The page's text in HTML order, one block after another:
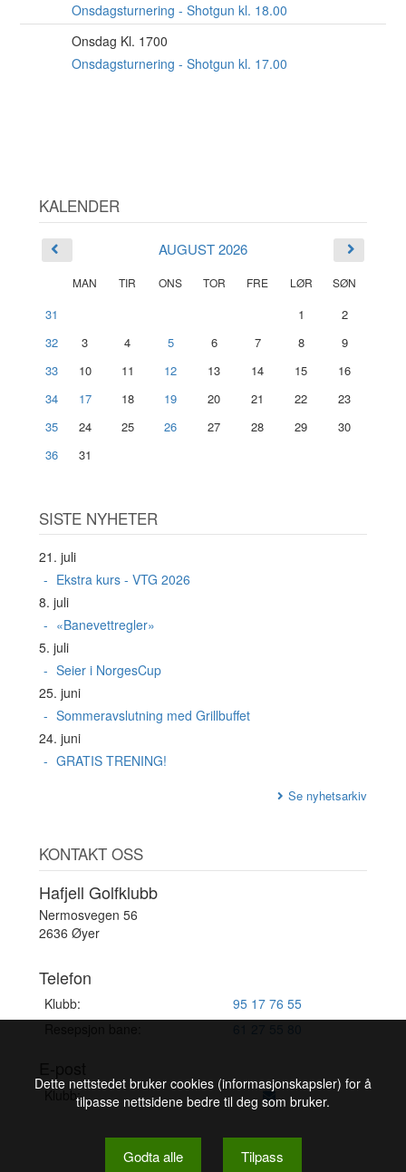
Onsdagsturnering - Shotgun kl. 18.00
Onsdag Kl. 1700
Onsdagsturnering - Shotgun kl. 17.00
KALENDER
AUGUST 2026
MAN TIR ONS TOR FRE LØR SØN
31 1
2
32
3 4 5 6 7 8
9
33
10 11 12 13 14 15
16
34
17 18 19 20 21 22
23
35
24 25 26 27 28 29
30
36
31
SISTE NYHETER
21. juli
Ekstra kurs - VTG 2026
8. juli
«Banevettregler»
5. juli
Seier i NorgesCup
25. juni
Sommeravslutning med Grillbuffet
24. juni
GRATIS TRENING!
Se nyhetsarkiv
KONTAKT OSS
Hafjell Golfklubb
Nermosvegen 56
2636 Øyer
Telefon
Klubb:
95 17 76 55
Klubb:
Dette nettstedet bruker cookies (informasjonskapsler) for å
tilpasse nettsidene bedre til deg som bruker.
Godta alle Tilpass